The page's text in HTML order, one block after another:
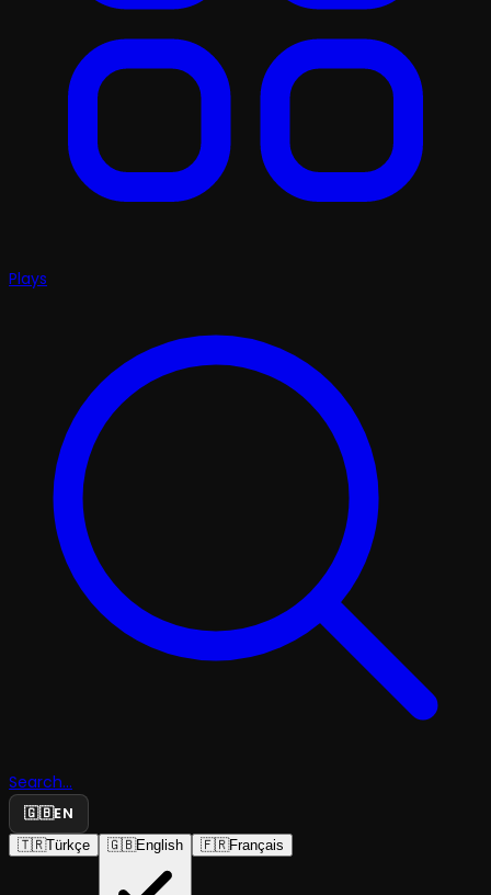
Plays
Search...
🇬🇧EN
🇹🇷Türkçe 🇬🇧English 🇫🇷Français